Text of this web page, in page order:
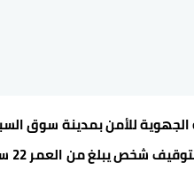
للأمن بمدينة سوق